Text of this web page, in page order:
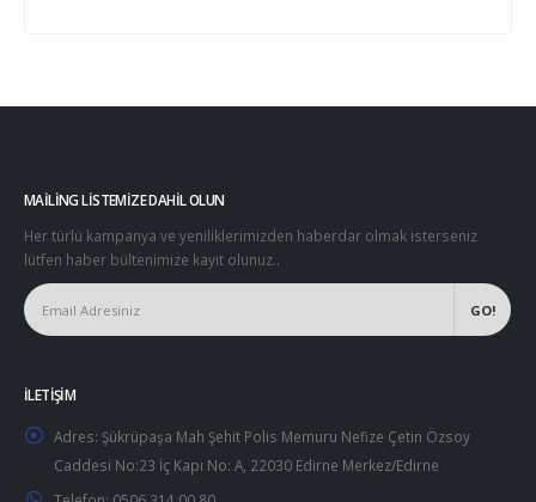
MAILING LISTEMIZE DAHIL OLUN
Her türlü kampanya ve yeniliklerimizden haberdar olmak isterseniz
lütfen haber bültenimize kayıt olunuz..
İLETIŞIM
Adres: Şükrüpaşa Mah Şehit Polis Memuru Nefize Çetin Özsoy
Caddesi No:23 İç Kapı No: A, 22030 Edirne Merkez/Edirne